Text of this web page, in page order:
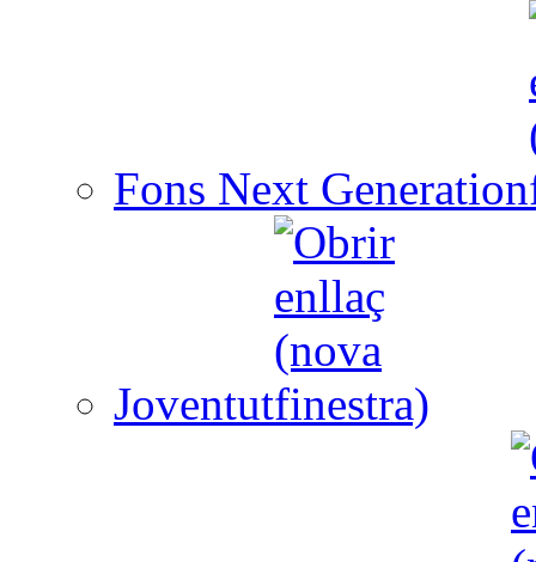
Fons Next Generation
Joventut